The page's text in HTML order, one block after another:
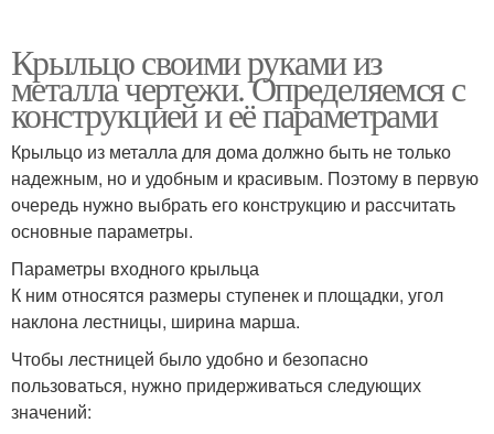
Крыльцо своими руками из
металла чертежи. Определяемся с
конструкцией и её параметрами
Крыльцо из металла для дома должно быть не только
надежным, но и удобным и красивым. Поэтому в первую
очередь нужно выбрать его конструкцию и рассчитать
основные параметры.
Параметры входного крыльца
К ним относятся размеры ступенек и площадки, угол
наклона лестницы, ширина марша.
Чтобы лестницей было удобно и безопасно
пользоваться, нужно придерживаться следующих
значений: